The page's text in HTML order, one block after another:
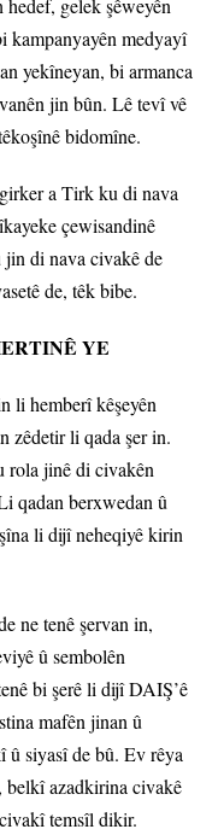
gelek şêweyên
kampanyayên medyayî
yekîneyan, bi armanca
jin bûn. Lê tevî vê
bidomîne.
a Tirk ku di nava
çewisandinê
di nava civakê de
de, têk bibe.
YE
li hemberî kêşeyên
zêdetir li qada şer in.
rola jinê di civakên
qadan berxwedan û
li dijî neheqiyê kirin
ne tenê şervan in,
û sembolên
bi şerê li dijî DAIŞ’ê
mafên jinan û
siyasî de bû. Ev rêya
belkî azadkirina civakê
temsîl dikir.